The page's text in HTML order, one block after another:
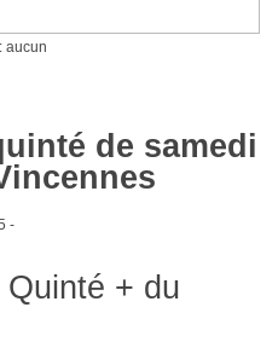
aucun
de samedi
-
+ du